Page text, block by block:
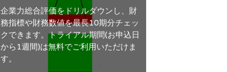
企業力総合評価をドリルダウンし、財
務指標や財務数値を最長10期分チェッ
クできます。トライアル期間(お申込日
から1週間)は無料でご利用いただけま
す。